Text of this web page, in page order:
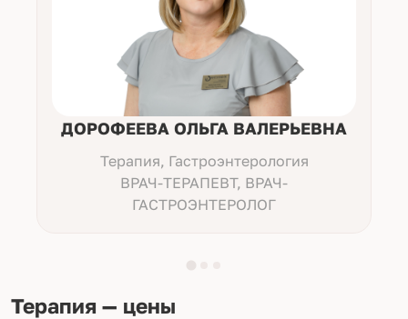
ДОРОФЕЕВА ОЛЬГА ВАЛЕРЬЕВНА
Терапия, Гастроэнтерология
ВРАЧ-ТЕРАПЕВТ, ВРАЧ-
ГАСТРОЭНТЕРОЛОГ
Терапия — цены